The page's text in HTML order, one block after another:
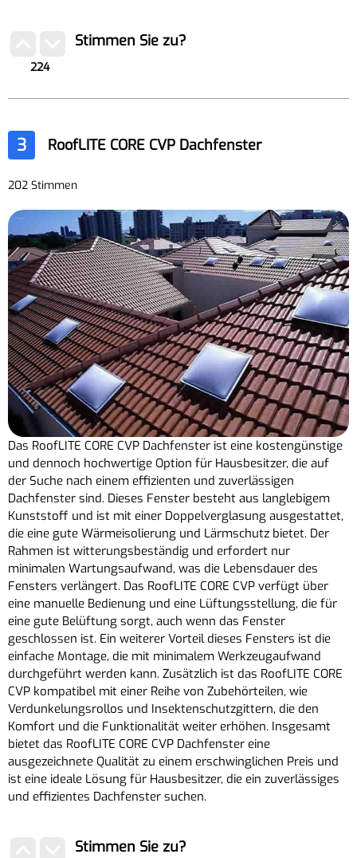
224
Stimmen Sie zu?
3 RoofLITE CORE CVP Dachfenster
202 Stimmen
Das RoofLITE CORE CVP Dachfenster ist eine kostengünstige
und dennoch hochwertige Option für Hausbesitzer, die auf
der Suche nach einem effizienten und zuverlässigen
Dachfenster sind. Dieses Fenster besteht aus langlebigem
Kunststoff und ist mit einer Doppelverglasung ausgestattet,
die eine gute Wärmeisolierung und Lärmschutz bietet. Der
Rahmen ist witterungsbeständig und erfordert nur
minimalen Wartungsaufwand, was die Lebensdauer des
Fensters verlängert. Das RoofLITE CORE CVP verfügt über
eine manuelle Bedienung und eine Lüftungsstellung, die für
eine gute Belüftung sorgt, auch wenn das Fenster
geschlossen ist. Ein weiterer Vorteil dieses Fensters ist die
einfache Montage, die mit minimalem Werkzeugaufwand
durchgeführt werden kann. Zusätzlich ist das RoofLITE CORE
CVP kompatibel mit einer Reihe von Zubehörteilen, wie
Verdunkelungsrollos und Insektenschutzgittern, die den
Komfort und die Funktionalität weiter erhöhen. Insgesamt
bietet das RoofLITE CORE CVP Dachfenster eine
ausgezeichnete Qualität zu einem erschwinglichen Preis und
ist eine ideale Lösung für Hausbesitzer, die ein zuverlässiges
und effizientes Dachfenster suchen.
Stimmen Sie zu?